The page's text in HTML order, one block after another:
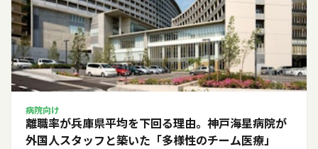
病院向け
離職率が兵庫県平均を下回る理由。神戸海星病院が
外国人スタッフと築いた「多様性のチーム医療」